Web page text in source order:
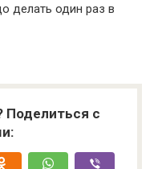
делать один раз в
Поделиться с